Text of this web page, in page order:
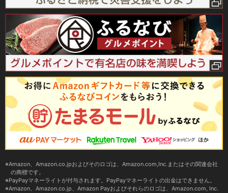
Amazon、Amazon.co.jpおよびそのロゴは、Amazon.com,Inc.またはその関連会社
の商標です。
PayPayマネーライトが付与されます。PayPayマネーライトの出金はできません。
Amazon、Amazon.co.jp、Amazon Payおよびそれらのロゴは、Amazon.com, Inc.